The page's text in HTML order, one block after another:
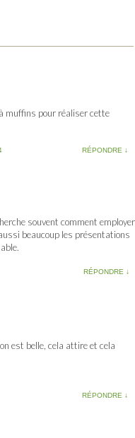
muffins pour réaliser cette
RÉPONDRE ↓
souvent comment employer
beaucoup les présentations
RÉPONDRE ↓
est belle, cela attire et cela
RÉPONDRE ↓